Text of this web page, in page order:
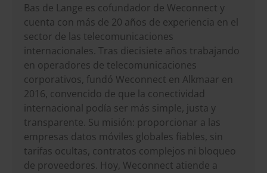
Bas de Lange es cofundador de Weconnect y
cuenta con más de 20 años de experiencia en el
sector de las telecomunicaciones
internacionales. Tras diecisiete años trabajando
en operadores de telecomunicaciones
corporativos, fundó Weconnect en Alkmaar en
2016, convencido de que la conectividad
internacional podía ser más simple, justa y
transparente. Su misión: proporcionar a las
empresas datos móviles globales fiables, sin
tarifas ocultas, contratos complejos ni bloqueo
de proveedores. Hoy, Weconnect atiende a